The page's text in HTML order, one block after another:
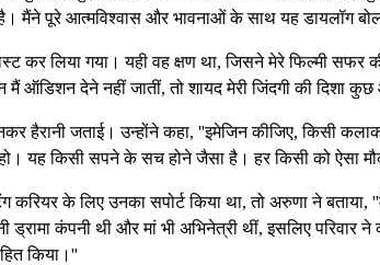
मैंने पूरे आत्मविश्वास और भावनाओं के साथ यह डायलॉग
कर लिया गया। यही वह क्षण था, जिसने मेरे फिल्मी सफर
देने नहीं जातीं, तो शायद मेरी जिंदगी की दिशा कुछ
हैरानी जताई। उन्होंने कहा, ''इमेजिन कीजिए, किसी
यह किसी सपने के सच होने जैसा है। हर किसी को ऐसा
करियर के लिए उनका सपोर्ट किया था, तो अरुणा ने बताया,
कंपनी थी और मां भी अभिनेत्री थीं, इसलिए परिवार ने
किया।''